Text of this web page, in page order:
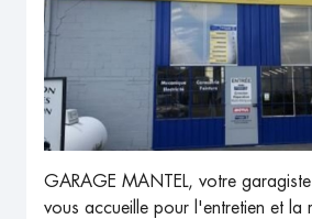
GARAGE MANTEL, votre
vous accueille pour l'entretien et la